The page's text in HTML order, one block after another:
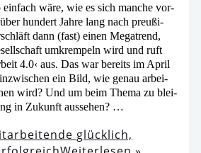
ein­fach wäre, wie es sich man­che vor­
hun­dert Jahre lang nach preu­ßi­
dann (fast) einen Megatrend,
umkrem­peln wird und ruft
4.0‹ aus. Das war bereits im April
ein Bild, wie genau arbei­
wird? Und um beim Thema zu blei­
in Zukunft aussehen? …
glück­lich,